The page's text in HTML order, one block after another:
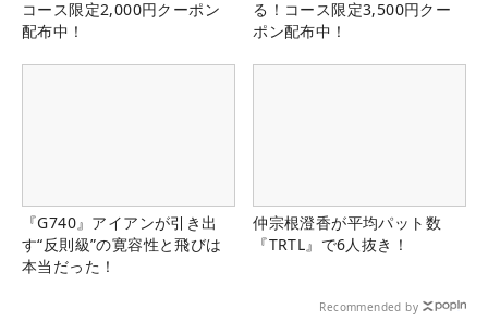
コース限定2,000円クーポン
配布中！
る！コース限定3,500円クー
ポン配布中！
『G740』アイアンが引き出
す“反則級”の寛容性と飛びは
本当だった！
仲宗根澄香が平均パット数
『TRTL』で6人抜き！
Recommended by